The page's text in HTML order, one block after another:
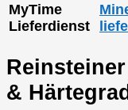
MyTime
Lieferdienst
&